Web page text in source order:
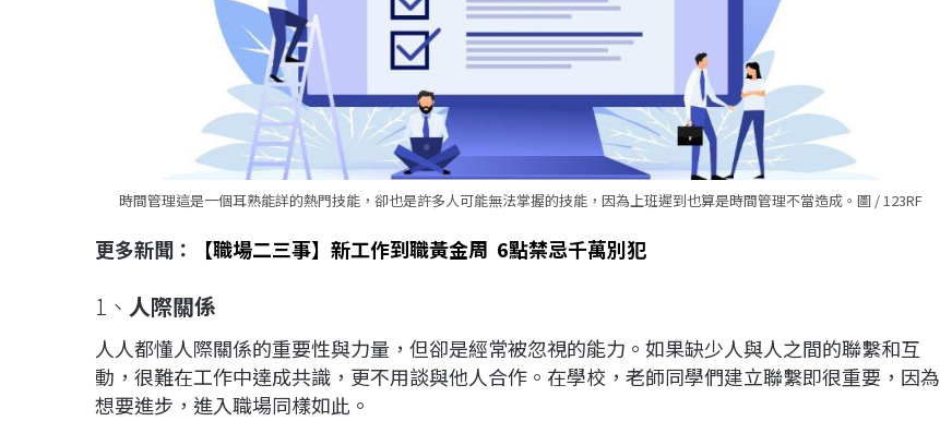
時間管理這是一個耳熟能詳的熱門技能，卻也是許多人可能無法掌握的技能，因為上班遲到也算是時間管理不當造成。圖 / 123RF
更多新聞： 【職場二三事】新工作到職黃金周 6點禁忌千萬別犯
1、 人際關係
人人都懂人際關係的重要性與力量，但卻是經常被忽視的能力。如果缺少人與人之間的聯繫和互
動，很難在工作中達成共識，更不用談與他人合作。在學校，老師同學們建立聯繫即很重要，因為
想要進步，進入職場同樣如此。